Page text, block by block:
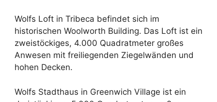
Wolfs Loft in Tribeca befindet sich im
historischen Woolworth Building. Das Loft ist ein
zweistöckiges, 4.000 Quadratmeter großes
Anwesen mit freiliegenden Ziegelwänden und
hohen Decken.
Wolfs Stadthaus in Greenwich Village ist ein